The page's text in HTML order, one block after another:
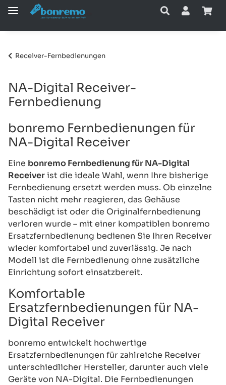
Receiver-Fernbedienungen
NA-Digital Receiver-
Fernbedienung
bonremo Fernbedienungen für
NA-Digital Receiver
Eine bonremo Fernbedienung für NA-Digital
Receiverist die ideale Wahl, wenn Ihre bisherige
Fernbedienung ersetzt werden muss. Ob einzelne
Tasten nicht mehr reagieren, das Gehäuse
beschädigt ist oder die Originalfernbedienung
verloren wurde – mit einer kompatiblen bonremo
Ersatzfernbedienung bedienen Sie Ihren Receiver
wieder komfortabel und zuverlässig. Je nach
Modell ist die Fernbedienung ohne zusätzliche
Einrichtung sofort einsatzbereit.
Komfortable
Ersatzfernbedienungen für NA-
Digital Receiver
bonremo entwickelt hochwertige
Ersatzfernbedienungen für zahlreiche Receiver
unterschiedlicher Hersteller, darunter auch viele
Geräte von NA-Digital. Die Fernbedienungen